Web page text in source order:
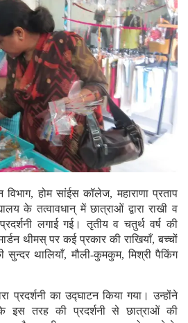
होम सांईस कॉलेज, महाराणा प्रताप
के तत्वावधान् में छात्राओं द्वारा राखी व
लगाई गई। तृतीय व चतुर्थ वर्ष की
थीमस् पर कई प्रकार की राखियाँ, बच्चों
थालियाँ, मौली-कुमकुम, मिश्री पैकिंग
प्रदर्शनी का उद्घाटन किया गया। उन्होंने
इस तरह की प्रदर्शनी से छात्राओं की